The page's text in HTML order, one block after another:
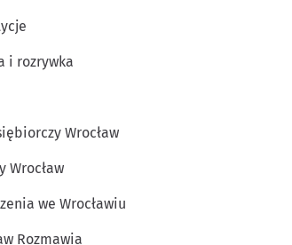
i rozrywka
Wrocław
Wrocław
we Wrocławiu
Rozmawia